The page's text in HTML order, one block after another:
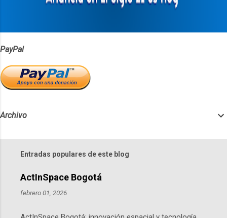
PayPal
Archivo
Entradas populares de este blog
ActInSpace Bogotá
febrero 01, 2026